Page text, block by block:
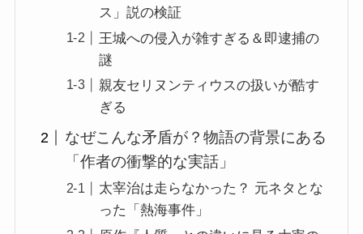
ス」説の検証
王城への侵入が雑すぎる＆即逮捕の
謎
親友セリヌンティウスの扱いが酷す
ぎる
なぜこんな矛盾が？物語の背景にある
「作者の衝撃的な実話」
太宰治は走らなかった？ 元ネタとな
った「熱海事件」